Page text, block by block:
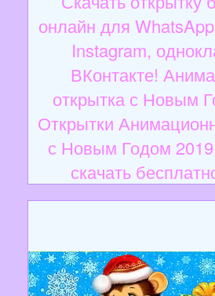
онлайн для
Instagram,
ВКонтакте!
открытка с Новым
Открытки
с Новым Годом
скачать